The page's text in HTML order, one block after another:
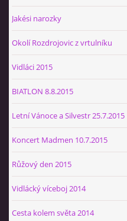
Jakési narozky
Okolí Rozdrojovic z vrtulníku
Vidláci 2015
BIATLON 8.8.2015
Letní Vánoce a Silvestr 25.7.2015
Koncert Madmen 10.7.2015
Růžový den 2015
Vidlácký víceboj 2014
Cesta kolem světa 2014